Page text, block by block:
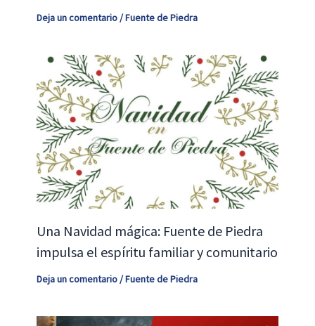
Deja un comentario/Fuente de Piedra
Una Navidad mágica: Fuente de Piedra
impulsa el espíritu familiar y comunitario
Deja un comentario/Fuente de Piedra